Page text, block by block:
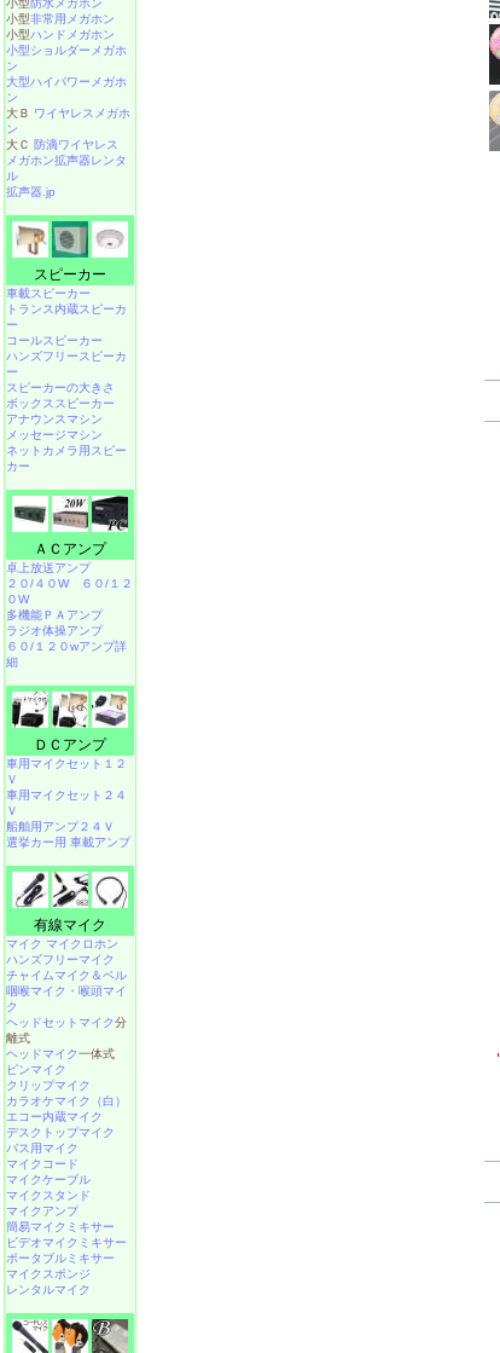
小型 防水メガホン
小型非常用メガホン
小型ハンドメガホン
小型ショルダーメガホ
ン
大型ハイパワーメガホ
ン
大Ｂ ワイヤレスメガホ
ン
大Ｃ 防滴ワイヤレス
メガホン拡声器レンタ
ル
拡声器.jp
スピーカー
車載スピーカー
トランス内蔵スピーカ
ー
コールスピーカー
ハンズフリースピーカ
ー
スピーカーの大きさ
ボックススピーカー
アナウンスマシン
メッセージマシン
ネットカメラ用スピー
カー
ＡＣアンプ
卓上放送アンプ
２０/４０W
６０/１２
０W
多機能ＰＡアンプ
ラジオ体操アンプ
６０/１２０wアンプ詳
細
ＤＣアンプ
車用マイクセット１２
Ｖ
車用マイクセット２４
Ｖ
船舶用アンプ２４Ｖ
選挙カー用 車載アンプ
有線マイク
マイク マイクロホン
ハンズフリーマイク
チャイムマイク＆ベル
咽喉マイク・喉頭マイ
ク
ヘッドセットマイク分
離式
ヘッドマイク一体式
ピンマイク
クリップマイク
カラオケマイク（白）
エコー内蔵マイク
デスクトップマイク
バス用マイク
マイクコード
マイクケーブル
マイクスタンド
マイクアンプ
簡易マイクミキサー
ビデオマイクミキサー
ポータブルミキサー
マイクスポンジ
レンタルマイク